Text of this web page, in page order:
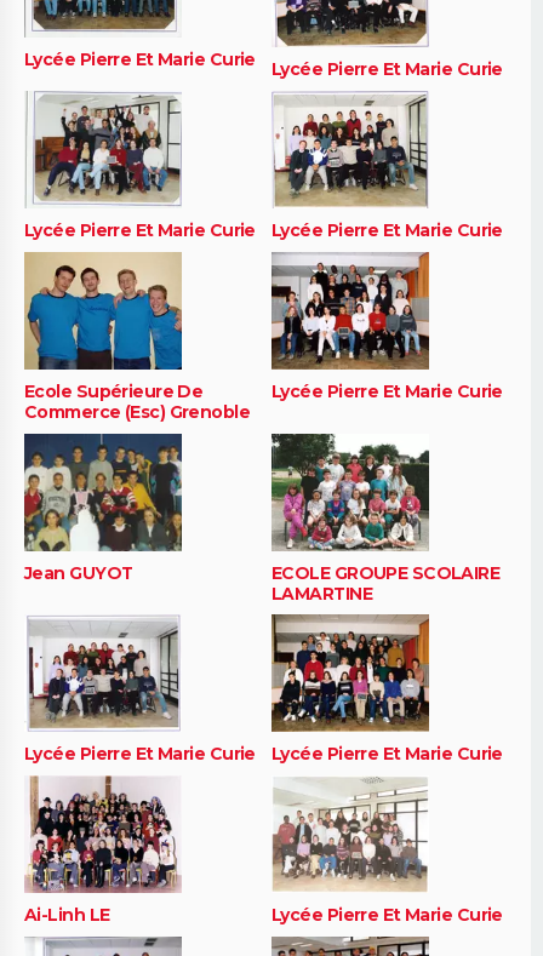
Lycée Pierre Et Marie Curie Lycée Pierre Et Marie Curie
Lycée Pierre Et Marie Curie Lycée Pierre Et Marie Curie
Ecole Supérieure De
Commerce (Esc) Grenoble
Lycée Pierre Et Marie Curie
Jean GUYOT
ECOLE GROUPE SCOLAIRE
LAMARTINE
Lycée Pierre Et Marie Curie Lycée Pierre Et Marie Curie
Ai-Linh LE Lycée Pierre Et Marie Curie